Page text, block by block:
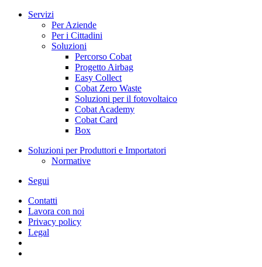
Servizi
Per Aziende
Per i Cittadini
Soluzioni
Percorso Cobat
Progetto Airbag
Easy Collect
Cobat Zero Waste
Soluzioni per il fotovoltaico
Cobat Academy
Cobat Card
Box
Soluzioni per Produttori e Importatori
Normative
Segui
Contatti
Lavora con noi
Privacy policy
Legal